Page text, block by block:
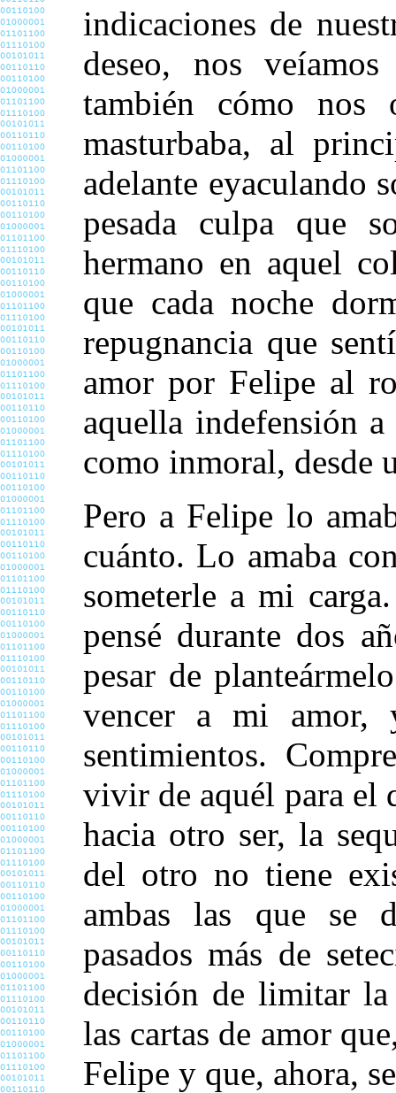
indicaciones de
deseo, nos
también cómo nos
masturbaba, al
adelante eyaculando
pesada culpa que
hermano en aquel
que cada noche
repugnancia que
amor por Felipe al
aquella indefensión
como inmoral, desde
Pero a Felipe lo
cuánto. Lo amaba
someterle a mi
pensé durante dos
pesar de
vencer a mi
sentimientos.
vivir de aquél para el
hacia otro ser, la
del otro no tiene
ambas las que se
pasados más de
decisión de limitar
las cartas de amor
Felipe y que, ahora,